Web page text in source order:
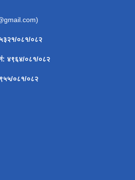
)
०८१/०८२
: ४९६४/०८१/०८२
/०८१/०८२